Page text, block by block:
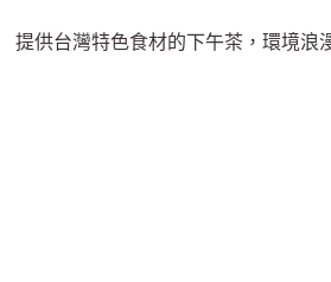
提供台灣特色食材的下午茶，環境浪